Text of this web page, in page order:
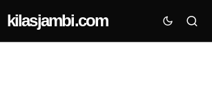
kilasjambi.com